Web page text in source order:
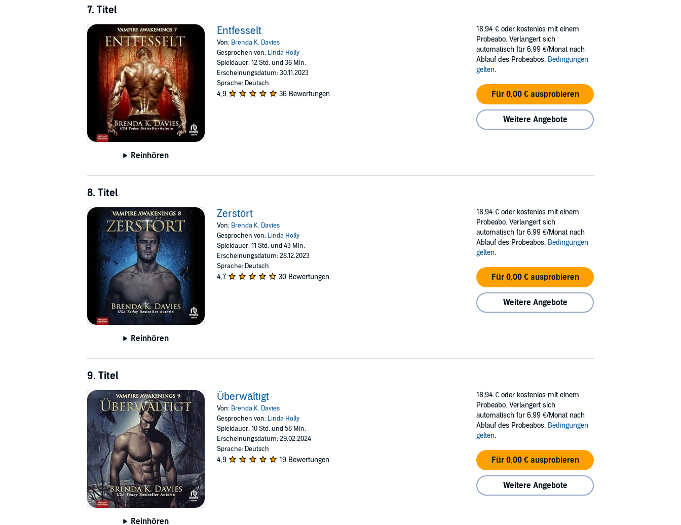
7. Titel
Reinhören
Entfesselt
Von: Brenda K. Davies
Gesprochen von: Linda Holly
Spieldauer: 12 Std. und 36 Min.
Erscheinungsdatum: 30.11.2023
Sprache: Deutsch
4,9 36 Bewertungen
18,94 € oder kostenlos mit einem
Probeabo. Verlängert sich
automatisch für 6,99 €/Monat nach
Ablauf des Probeabos. Bedingungen
gelten.
Für 0,00 € ausprobieren
Weitere Angebote
8. Titel
Reinhören
Zerstört
Von: Brenda K. Davies
Gesprochen von: Linda Holly
Spieldauer: 11 Std. und 43 Min.
Erscheinungsdatum: 28.12.2023
Sprache: Deutsch
4,7 30 Bewertungen
18,94 € oder kostenlos mit einem
Probeabo. Verlängert sich
automatisch für 6,99 €/Monat nach
Ablauf des Probeabos. Bedingungen
gelten.
Für 0,00 € ausprobieren
Weitere Angebote
9. Titel
Reinhören
Überwältigt
Von: Brenda K. Davies
Gesprochen von: Linda Holly
Spieldauer: 10 Std. und 58 Min.
Erscheinungsdatum: 29.02.2024
Sprache: Deutsch
4,9 19 Bewertungen
18,94 € oder kostenlos mit einem
Probeabo. Verlängert sich
automatisch für 6,99 €/Monat nach
Ablauf des Probeabos. Bedingungen
gelten.
Für 0,00 € ausprobieren
Weitere Angebote